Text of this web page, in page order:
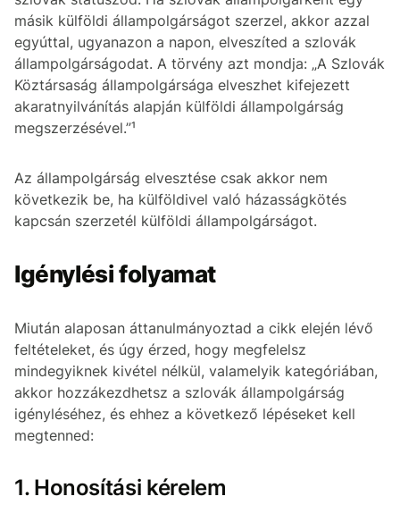
másik külföldi állampolgárságot szerzel, akkor azzal
egyúttal, ugyanazon a napon, elveszíted a szlovák
állampolgárságodat. A törvény azt mondja: „A Szlovák
Köztársaság állampolgársága elveszhet kifejezett
akaratnyilvánítás alapján külföldi állampolgárság
megszerzésével.”¹
Az állampolgárság elvesztése csak akkor nem
következik be, ha külföldivel való házasságkötés
kapcsán szerzetél külföldi állampolgárságot.
Igénylési folyamat
Miután alaposan áttanulmányoztad a cikk elején lévő
feltételeket, és úgy érzed, hogy megfelelsz
mindegyiknek kivétel nélkül, valamelyik kategóriában,
akkor hozzákezdhetsz a szlovák állampolgárság
igényléséhez, és ehhez a következő lépéseket kell
megtenned:
1. Honosítási kérelem